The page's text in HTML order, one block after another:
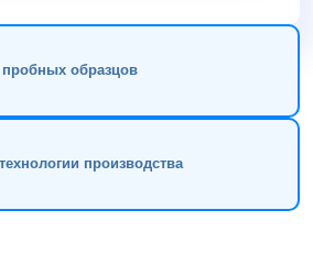
пробных образцов
производства